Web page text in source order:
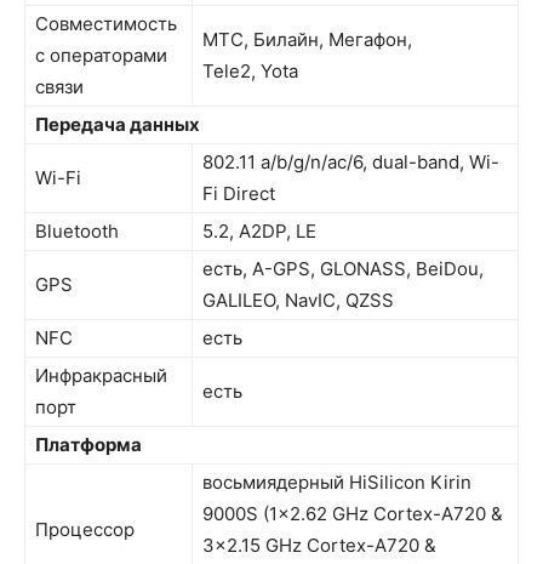
Совместимость
с операторами
связи
МТС, Билайн, Мегафон,
Tele2, Yota
Передача данных
Wi-Fi
802.11 a/b/g/n/ac/6, dual-band, Wi-
Fi Direct
Bluetooth
5.2, A2DP, LE
GPS
есть, A-GPS, GLONASS, BeiDou,
GALILEO, NavIC, QZSS
NFC
есть
Инфракрасный
порт
есть
Платформа
Процессор
восьмиядерный HiSilicon Kirin
9000S (1×2.62 GHz Cortex-A720 &
3×2.15 GHz Cortex-A720 &